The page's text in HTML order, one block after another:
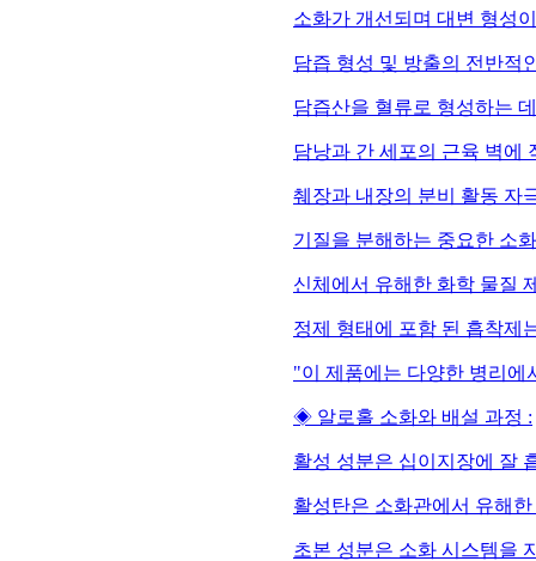
소화가 개선되며 대변 형성
담즙 형성 및 방출의 전반적
담즙산을 혈류로 형성하는
담낭과 간 세포의 근육 벽에
췌장과 내장의 분비 활동 자
기질을 분해하는 중요한 소
신체에서 유해한 화학 물질
정제 형태에 포함 된 흡착제
"이 제품에는 다양한 병리에
◈ 알로홀 소화와 배설 과정 :
활성 성분은 십이지장에 잘
활성탄은 소화관에서 유해
초본 성분은 소화 시스템을